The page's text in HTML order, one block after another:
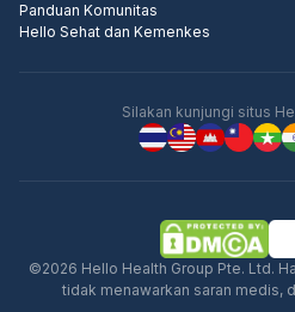
Panduan Komunitas
Hello Sehat dan Kemenkes
Silakan kunjungi situs
©2026 Hello Health Group Pte. Ltd.
tidak menawarkan saran medis,